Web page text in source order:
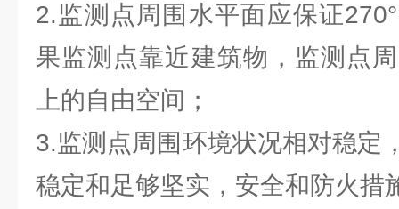
2.监测点周围水平面应保证
果监测点靠近建筑物，监测点
上的自由空间；
3.监测点周围环境状况相对稳定
稳定和足够坚实，安全和防火措